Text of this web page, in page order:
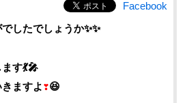
Facebook
したでしょうか✨✨
す💃🎤
ますよ❣😆